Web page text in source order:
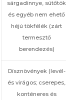
sárgadinnye, sütőtök
és egyéb nem ehető
héjú tökfélék (zárt
termesztő
berendezés)
Dísznövények (levél-
és virágos; cserepes,
konténeres és